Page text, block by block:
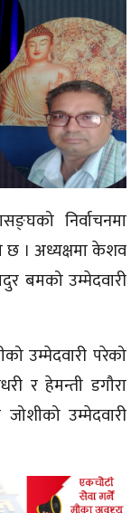
निर्वाचनमा
छ । अध्यक्षमा केशव
बमको उम्मेदवारी
उम्मेदवारी परेको
रहेमन्ती डगौरा
उम्मेदवारी